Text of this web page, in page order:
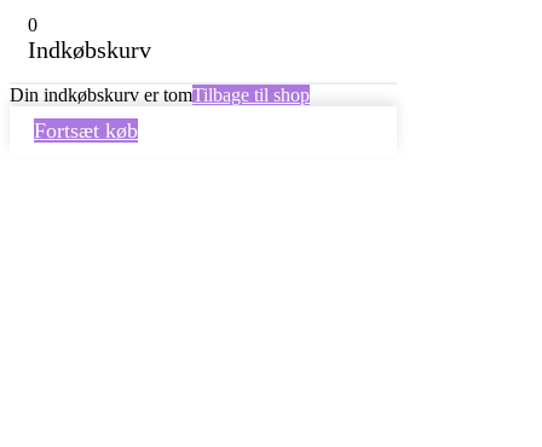
0
Indkøbskurv
Din indkøbskurv er tomTilbage til shop
Fortsæt køb